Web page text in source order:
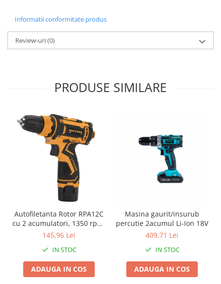
Pentru Casa si Camping
Aragaze, plite, piese butelii de
voiaj
Pirostrii si accesorii pentru gatit
Iluminat & electrice
Prelungitoare & cabluri electrice
Corpuri de iluminat
Lanterne
Lumina de crestere pentru plante
Proiectoare & lampi de lucru
Veioze si Lampi
Cantarire
Cantare comerciale
Informatii conformitate produs
Review-uri(0)
PRODUSE SIMILARE
Autofiletanta Rotor RPA12C
cu 2 acumulatori, 1350 rpm,
12 V
145,96 Lei
IN STOC
ADAUGA IN COS
Masina gaurit/insurub
percutie 2acumul Li-Ion 18V
409,71 Lei
IN STOC
ADAUGA IN COS